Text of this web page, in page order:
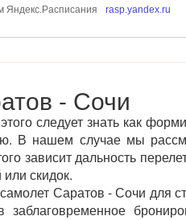
Яндекс.Расписания rasp.yandex.ru
- Сочи
следует знать как
В нашем случае мы
зависит дальность
скидок.
Саратов - Сочи для